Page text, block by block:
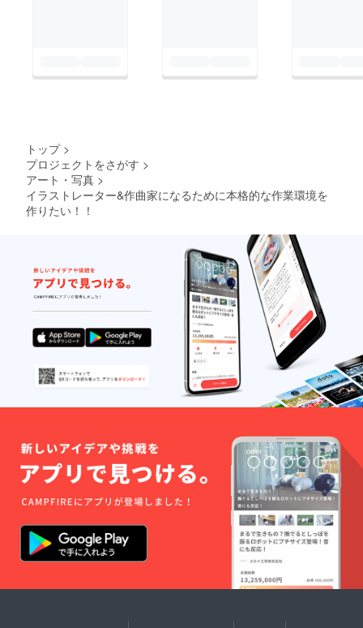
トップ >
プロジェクトをさがす >
アート・写真 >
イラストレーター&作曲家になるために本格的な作業環境を
作りたい！！